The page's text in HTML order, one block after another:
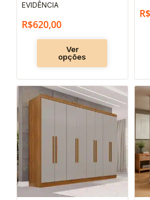
EVIDÊNCIA
R$620,00
Ver
opções
do
R$
Este
produto
tem
variantes.
opções